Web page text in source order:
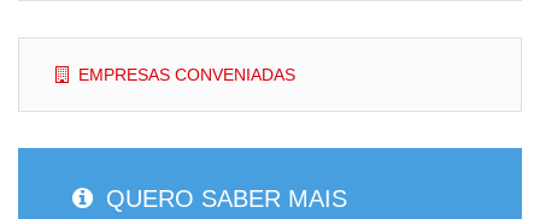
EMPRESAS CONVENIADAS
QUERO SABER MAIS